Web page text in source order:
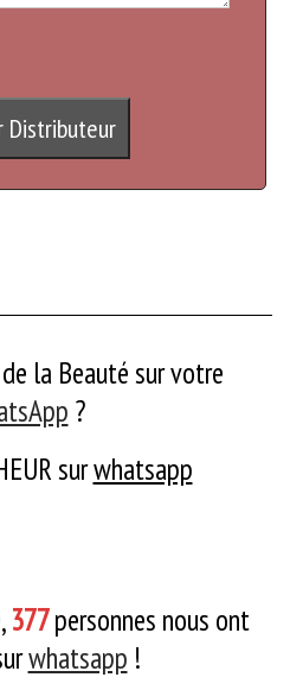
Distributeur
la Beauté sur votre
?
surwhatsapp
377 personnes nous ont
whatsapp !